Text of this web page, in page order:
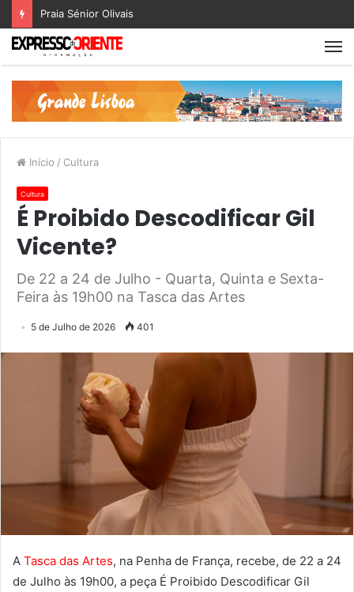
Praia Sénior Olivais
Início / Cultura
Cultura
É Proibido Descodificar Gil
Vicente?
De 22 a 24 de Julho - Quarta, Quinta e Sexta-
Feira às 19h00 na Tasca das Artes
5 de Julho de 2026 401
A Tasca das Artes, na Penha de França, recebe, de 22 a 24
de Julho às 19h00, a peça É Proibido Descodificar Gil